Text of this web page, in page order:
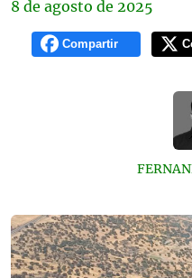
8 de agosto de 2025
Compartir